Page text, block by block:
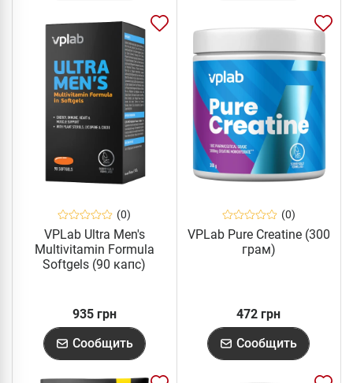
(0)
VPLab Ultra Men's
Multivitamin Formula
Softgels (90 капс)
935 грн
Сообщить
(0)
VPLab Pure Creatine (300
грам)
472 грн
Сообщить